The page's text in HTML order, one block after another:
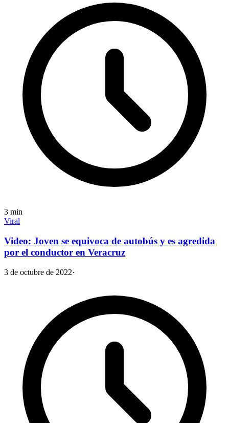
3 min
Viral
Video: Joven se equivoca de autobús y es agredida
por el conductor en Veracruz
3 de octubre de 2022·